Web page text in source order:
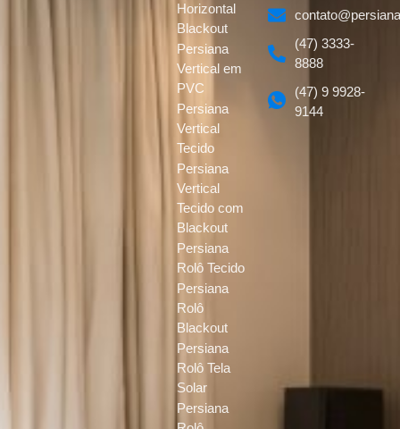
Horizontal
Blackout
Persiana
Vertical em
PVC
Persiana
Vertical
Tecido
Persiana
Vertical
Tecido com
Blackout
Persiana
Rolô Tecido
Persiana
Rolô
Blackout
Persiana
Rolô Tela
Solar
Persiana
(47) 3333-
8888
(47) 9 9928-
9144